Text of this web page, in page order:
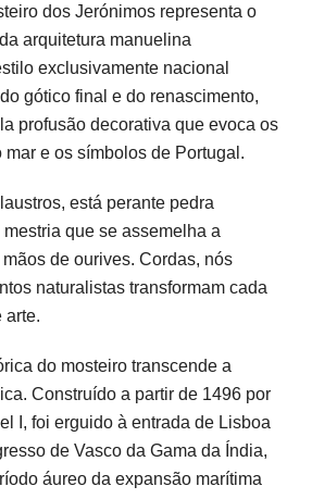
dos Jerónimos representa o
arquitetura manuelina
exclusivamente nacional
gótico final e do renascimento,
profusão decorativa que evoca os
mar e os símbolos de Portugal.
está perante pedra
que se assemelha a
de ourives. Cordas, nós
naturalistas transformam cada
arte.
do mosteiro transcende a
Construído a partir de 1496 por
I, foi erguido à entrada de Lisboa
de Vasco da Gama da Índia,
áureo da expansão marítima